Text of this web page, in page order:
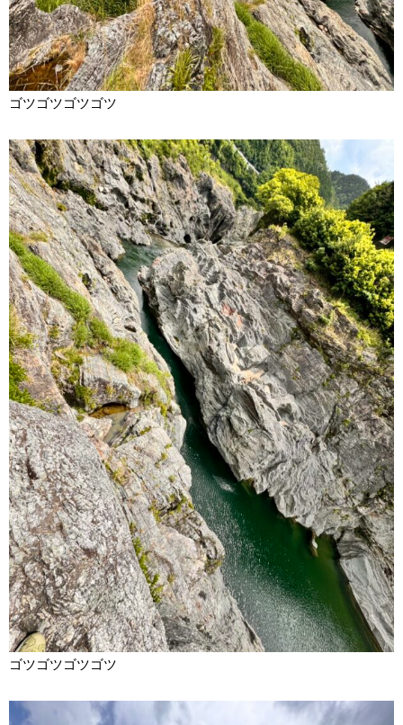
ゴツゴツゴツゴツ
ゴツゴツゴツゴツ